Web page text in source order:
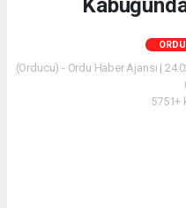
(Orducu) - Ordu Haber Ajansı |
5751+